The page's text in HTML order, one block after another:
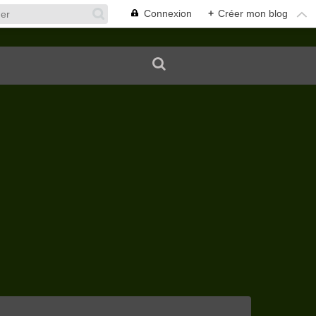
Connexion + Créer mon blog